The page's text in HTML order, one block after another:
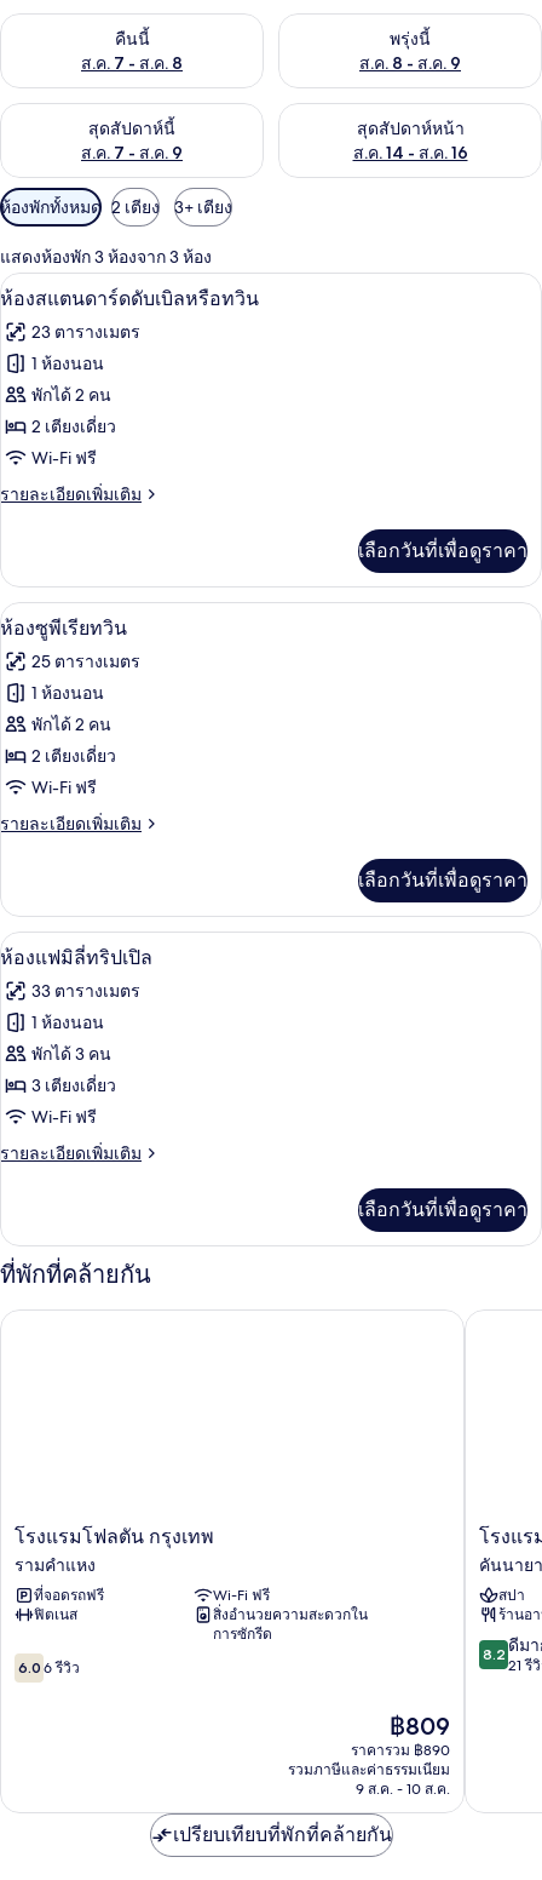
คืนนี้
ส.ค. 7 - ส.ค. 8
ตรวจสอบจำนวนห้องพักว่างในคืนนี้ ส.ค. 7 - ส.ค. 8พรุ่งนี้
ส.ค. 8 - ส.ค. 9
ตรวจสอบจำนวนห้องพักว่างใน
สุดสัปดาห์นี้
ส.ค. 7 - ส.ค. 9
ตรวจสอบจำนวนห้องพักว่างในสุดสัปดาห์นี้ ส.ค. 7 - ส.ค. 9
สุดสัปดาห์หน้า
ส.ค. 14 - ส.ค. 16
ตรวจสอบจำนวนห้องพักว่างใน
ตัว
กรอง
ที่
มี
ให้
สำหรับ
ห้อง
พัก
ห้องพักทั้งหมด 2 เตียง 3+ เตียง
แสดงห้องพัก 3 ห้องจาก 3 ห้อง
เปิด
ภาพถ่าย
ทั้งหมด
ของ
ห้อง
สแตนดาร์ด
ดับเบิล
ทวิน
ห้องสแตนดาร์ดดับเบิลหรือทวิน | โต๊ะท
5
ห้องสแตนดาร์ดดับเบิลหรือทวิน
23 ตารางเมตร
1 ห้องนอน
พักได้ 2 คน
2 เตียงเดี่ยว
Wi-Fi ฟรี
รายละเอียดเพิ่มเติม
ราย
เกี่ยว
กับ
ห้อง
สแตนดาร์ด
ดับเบิล
หรือ
ทวิ
น
เลือกวันที่เพื่อดูราคา
เปิด
ภาพถ่าย
ทั้งหมด
ของ
ห้อง
ซู
พี
ทวิน
7
ห้องซูพีเรียทวิน
25 ตารางเมตร
1 ห้องนอน
พักได้ 2 คน
2 เตียงเดี่ยว
Wi-Fi ฟรี
รายละเอียดเพิ่มเติม
ราย
เกี่ยว
กับ
ห้อง
พี
เรีย
ทวิ
น
เลือกวันที่เพื่อดูราคา
เปิด
ภาพถ่าย
ทั้งหมด
ของ
ห้อง
แฟ
มิ
ทริปเปิล
ห้องแฟมิลี่ทริปเปิล | โต๊ะทำงาน, Wi-Fi
5
ห้องแฟมิลี่ทริปเปิล
33 ตารางเมตร
1 ห้องนอน
พักได้ 3 คน
3 เตียงเดี่ยว
Wi-Fi ฟรี
รายละเอียดเพิ่มเติม
ราย
เกี่ยว
กับ
ห้อง
แฟ
มิ
เลือกวันที่เพื่อดูราคา
ที่พักที่คล้ายกัน
โรง
โฟล
ตัน
กรุงเทพ
โรงแรมโฟลตัน กรุงเทพ
รามคำแหง
ที่จอดรถฟรี
Wi-Fi ฟรี
ฟิตเนส
สิ่งอำนวยความสะดวกใน
การซักรีด
6.0
จาก
6.0 6 รีวิว
ราคา
ปัจจุบัน
คือ
฿809
฿809
ราคารวม ฿890
รวมภาษีและค่าธรรมเนียม
9 ส.ค. - 10 ส.ค.
โรงแรมโฟลตัน กรุงเทพ
โรงแรม
ชนา
แบงค็
อก
คันนาย
โรงแ
คันนาย
สปา
ร้านอ
8.2
จาก
8.2 ดีม
21 รี
โรงแรม
เปรียบเทียบที่พักที่คล้ายกัน